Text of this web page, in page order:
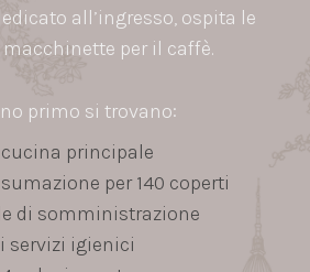
all’ingresso, ospita le
macchinette per il caffè.
primo si trovano:
principale
per 140 coperti
di somministrazione
i servizi igienici